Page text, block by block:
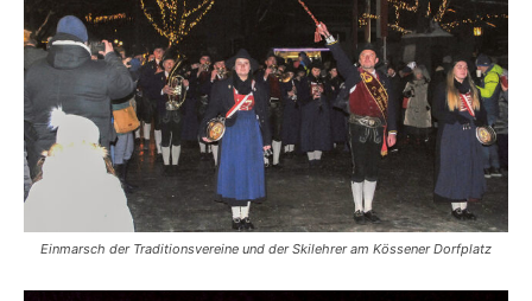
Einmarsch der Traditionsvereine und der Skilehrer am Kössener Dorfplatz